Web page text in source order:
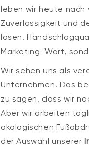
leben wir heute nach
Zuverlässigkeit und
lösen.
Marketing-Wort,
Wir sehen uns als
Unternehmen. Das
zu sagen, dass wir
Aber wir arbeiten
ökologischen
der Auswahl unserer